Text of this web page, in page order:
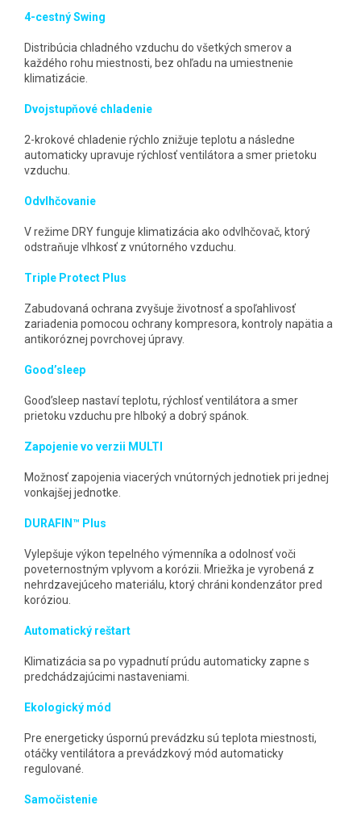
4-cestný Swing
Distribúcia chladného vzduchu do všetkých smerov a
každého rohu miestnosti, bez ohľadu na umiestnenie
klimatizácie.
Dvojstupňové chladenie
2-krokové chladenie rýchlo znižuje teplotu a následne
automaticky upravuje rýchlosť ventilátora a smer prietoku
vzduchu.
Odvlhčovanie
V režime DRY funguje klimatizácia ako odvlhčovač, ktorý
odstraňuje vlhkosť z vnútorného vzduchu.
Triple Protect Plus
Zabudovaná ochrana zvyšuje životnosť a spoľahlivosť
zariadenia pomocou ochrany kompresora, kontroly napätia a
antikoróznej povrchovej úpravy.
Good’sleep
Good’sleep nastaví teplotu, rýchlosť ventilátora a smer
prietoku vzduchu pre hlboký a dobrý spánok.
Zapojenie vo verzii MULTI
Možnosť zapojenia viacerých vnútorných jednotiek pri jednej
vonkajšej jednotke.
DURAFIN™ Plus
Vylepšuje výkon tepelného výmenníka a odolnosť voči
poveternostným vplyvom a korózii. Mriežka je vyrobená z
nehrdzavejúceho materiálu, ktorý chráni kondenzátor pred
koróziou.
Automatický reštart
Klimatizácia sa po vypadnutí prúdu automaticky zapne s
predchádzajúcimi nastaveniami.
Ekologický mód
Pre energeticky úspornú prevádzku sú teplota miestnosti,
otáčky ventilátora a prevádzkový mód automaticky
regulované.
Samočistenie